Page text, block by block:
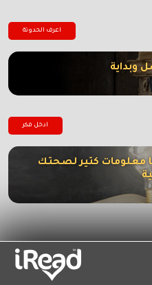
اعرف الحدوتة
وبداية
ادخل فكر
كتير لصحتك